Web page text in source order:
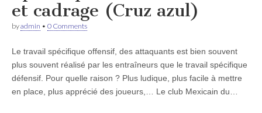
et cadrage (Cruz azul)
byadmin • 0 Comments
Le travail spécifique offensif, des attaquants est bien souvent
plus souvent réalisé par les entraîneurs que le travail spécifique
défensif. Pour quelle raison ? Plus ludique, plus facile à mettre
en place, plus apprécié des joueurs,… Le club Mexicain du…